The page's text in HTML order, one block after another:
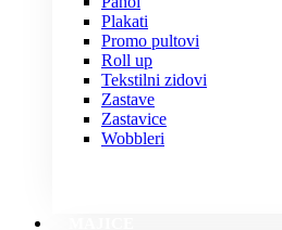
Plakati
Promo pultovi
Roll up
Tekstilni zidovi
Zastave
Zastavice
Wobbleri